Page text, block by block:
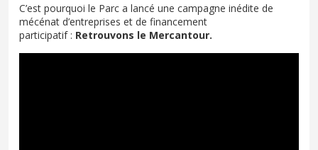
C’est pourquoi le Parc a lancé une campagne inédite de
mécénat d’entreprises et de financement
participatif : Retrouvons le Mercantour.